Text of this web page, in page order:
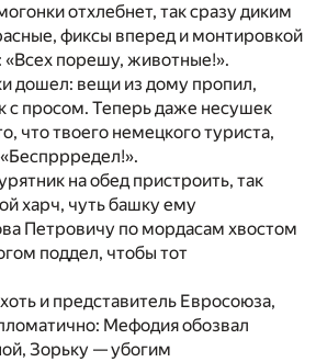
отхлебнет, так сразу диким
фиксы вперед и монтировкой
порешу, животные!».
дошел: вещи из дому пропил,
с просом. Теперь даже несушек
что твоего немецкого туриста,
на обед пристроить, так
харч, чуть башку ему
Петровичу по мордасам хвостом
поддел, чтобы тот
и представитель Евросоюза,
Мефодия обозвал
Зорьку — убогим